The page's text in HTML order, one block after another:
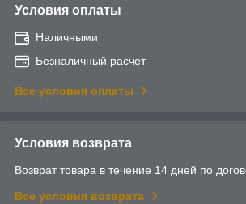
Условия оплаты
Наличными
Безналичный расчет
Все условия оплаты
Условия возврата
Возврат товара в течение 14 дней по
Все условия возврата